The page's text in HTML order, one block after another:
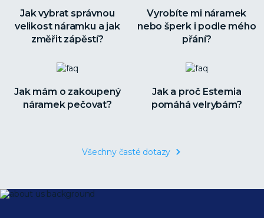
Jak vybrat správnou
velikost náramku a jak
změřit zápěstí?
Vyrobíte mi náramek
nebo šperk i podle mého
přání?
Jak mám o zakoupený
náramek pečovat?
Jak a proč Estemia
pomáhá velrybám?
Všechny časté dotazy